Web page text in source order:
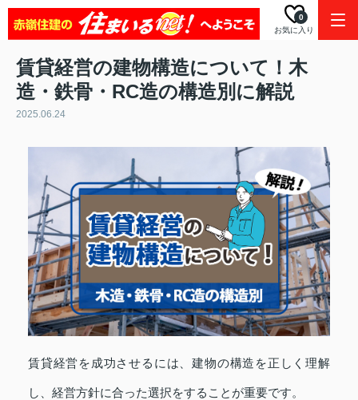
お気に入り
0
賃貸経営の建物構造について！木
造・鉄骨・RC造の構造別に解説
2025.06.24
賃貸経営を成功させるには、建物の構造を正しく理解
し、経営方針に合った選択をすることが重要です。